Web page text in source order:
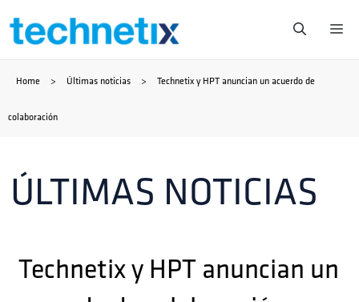
Saltar
contenido
Home > Últimas noticias > Technetix y HPT anuncian un acuerdo de
colaboración
ÚLTIMAS NOTICIAS
Technetix y HPT anuncian un